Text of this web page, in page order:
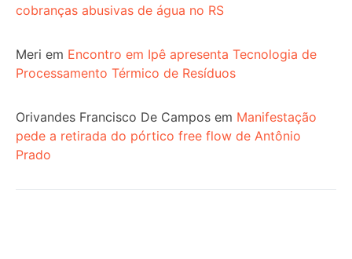
cobranças abusivas de água no RS
Meri em Encontro em Ipê apresenta Tecnologia de
Processamento Térmico de Resíduos
Orivandes Francisco De Campos em Manifestação
pede a retirada do pórtico free flow de Antônio
Prado